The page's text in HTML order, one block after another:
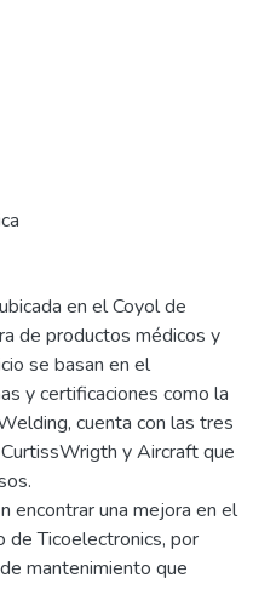
en el Coyol de
de productos médicos y
se basan en el
y certificaciones como la
cuenta con las tres
y Aircraft que
encontrar una mejora en el
Ticoelectronics, por
mantenimiento que